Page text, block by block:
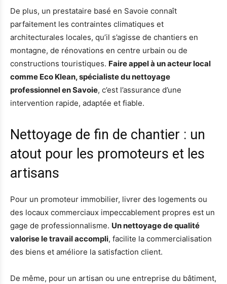
De plus, un prestataire basé en Savoie connaît
parfaitement les contraintes climatiques et
architecturales locales, qu’il s’agisse de chantiers en
montagne, de rénovations en centre urbain ou de
constructions touristiques. Faire appel à un acteur local
comme Eco Klean, spécialiste du nettoyage
professionnel en Savoie, c’est l’assurance d’une
intervention rapide, adaptée et fiable.
Nettoyage de fin de chantier : un
atout pour les promoteurs et les
artisans
Pour un promoteur immobilier, livrer des logements ou
des locaux commerciaux impeccablement propres est un
gage de professionnalisme. Un nettoyage de qualité
valorise le travail accompli, facilite la commercialisation
des biens et améliore la satisfaction client.
De même, pour un artisan ou une entreprise du bâtiment,